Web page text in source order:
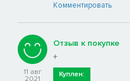
Комментировать
11 авг
2021
Отзыв к покупке
+
Куплен: